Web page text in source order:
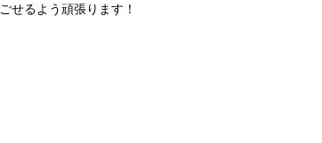
せるよう頑張ります！